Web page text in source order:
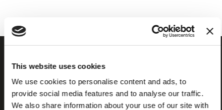
This website uses cookies
We use cookies to personalise content and ads, to
provide social media features and to analyse our traffic.
We also share information about your use of our site with